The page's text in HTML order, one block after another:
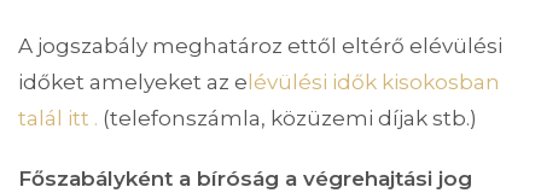
A jogszabály meghatároz ettől eltérő elévülési
időket amelyeket az e lévülési idők kisokosban
talál itt . (telefonszámla, közüzemi díjak stb.)
Főszabályként a bíróság a végrehajtási jog